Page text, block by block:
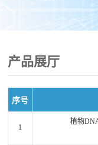
产品展厅
序号
1
植物